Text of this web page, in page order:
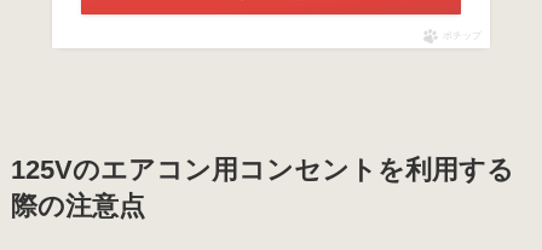
ポチップ
125Vのエアコン用コンセントを利用する
際の注意点